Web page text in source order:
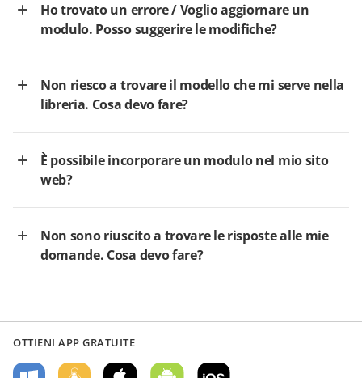
Ho trovato un errore / Voglio aggiornare un
modulo. Posso suggerire le modifiche?
Non riesco a trovare il modello che mi serve nella
libreria. Cosa devo fare?
È possibile incorporare un modulo nel mio sito
web?
Non sono riuscito a trovare le risposte alle mie
domande. Cosa devo fare?
OTTIENI APP GRATUITE